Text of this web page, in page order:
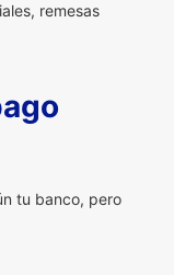
remesas
tu banco, pero